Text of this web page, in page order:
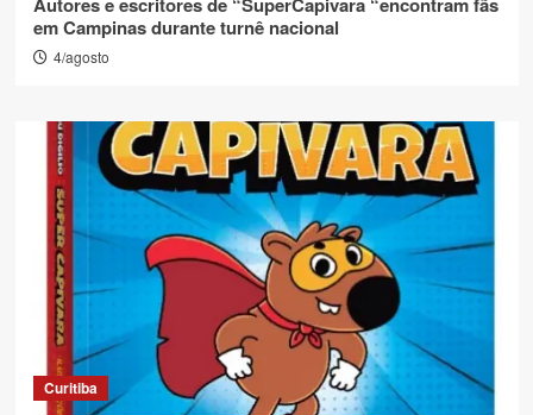
em Campinas durante turnê nacional
4/agosto
Curitiba